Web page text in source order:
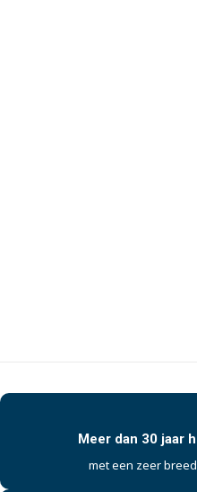
Meer dan 30 jaar
met een zeer